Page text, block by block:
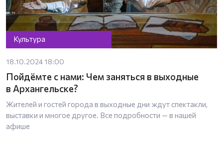
Культура
18.10.2024 18:00
Пойдёмте с нами: Чем заняться в выходные
в Архангельске?
Жителей и гостей города в выходные дни ждут спектакли,
выставки и многое другое. Все подробности — в нашей
афише